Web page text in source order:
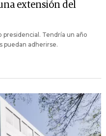
extensión del
Tendría un año
puedan adherirse.